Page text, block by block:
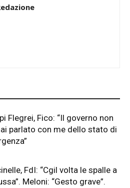
Flegrei, Fico: “Il governo non
parlato con me dello stato di
FdI: “Cgil volta le spalle a
Meloni: “Gesto grave”.